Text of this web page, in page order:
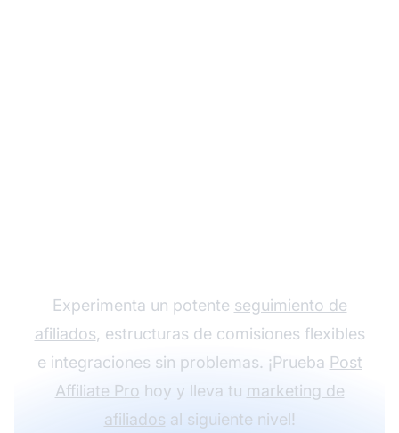
Experimenta un potente seguimiento de
afiliados, estructuras de comisiones flexibles
e integraciones sin problemas. ¡Prueba Post
Affiliate Pro hoy y lleva tu marketing de
afiliados al siguiente nivel!